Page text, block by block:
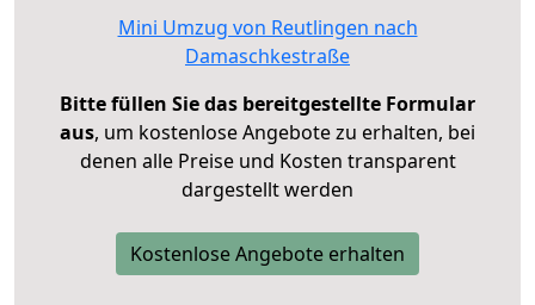
Mini Umzug von Reutlingen nach
Damaschkestraße
Bitte füllen Sie das bereitgestellte Formular
aus, um kostenlose Angebote zu erhalten, bei
denen alle Preise und Kosten transparent
dargestellt werden
Kostenlose Angebote erhalten